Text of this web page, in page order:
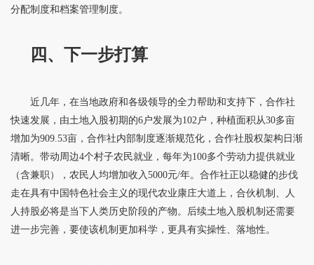
分配制度和档案管理制度。
四、下一步打算
近几年，在当地政府和各级领导的全力帮助和支持下，合作社
快速发展，由土地入股初期的6户发展为102户，种植面积从30多亩
增加为909.53亩，合作社内部制度逐渐规范化，合作社股权架构日渐
清晰。带动周边4个村子农民就业，每年为100多个劳动力提供就业
（含兼职），农民人均增加收入5000元/年。合作社正以稳健的步伐
走在具有中国特色社会主义的现代农业康庄大道上，合伙机制、人
人持股必将是当下人类历史阶段的产物。后续土地入股机制还需要
进一步完善，要使该机制更加科学，更具有实操性、落地性。